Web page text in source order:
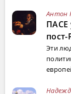
Антон
ПАСЕ
пост-
Эти